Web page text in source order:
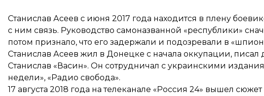
Станислав Асеев с июня 2017 года находится в плену
с ним связь. Руководство самоназванной «республики»
потом признало, что его задержали и подозревали в
Станислав Асеев жил в Донецке с начала оккупации,
Станислав «Васин». Он сотрудничал с украинскими
недели», «Радио свобода».
17 августа 2018 года на телеканале «Россия 24» вышел сюжет